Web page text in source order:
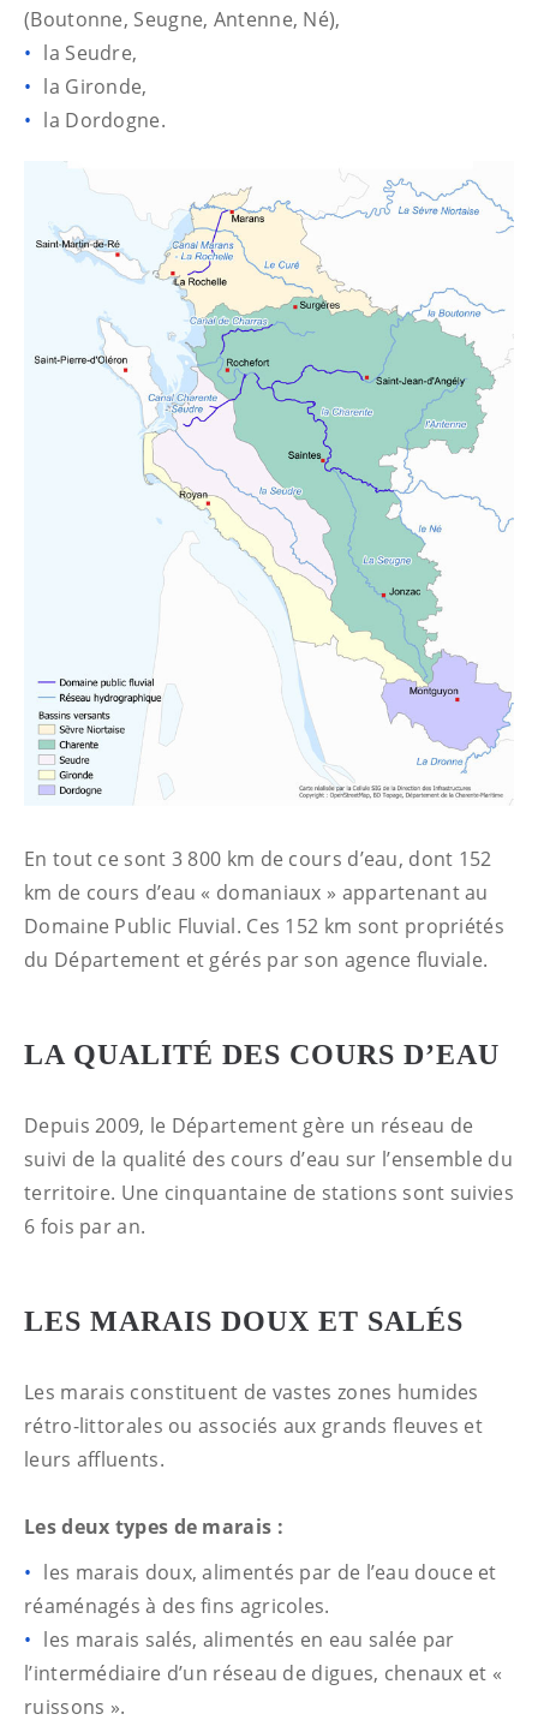
(Boutonne, Seugne, Antenne, Né),
la Seudre,
la Gironde,
la Dordogne.
En tout ce sont 3 800 km de cours d’eau, dont 152
km de cours d’eau « domaniaux » appartenant au
Domaine Public Fluvial. Ces 152 km sont propriétés
du Département et gérés par son agence fluviale.
LA QUALITÉ DES COURS D’EAU
Depuis 2009, le Département gère un réseau de
suivi de la qualité des cours d’eau sur l’ensemble du
territoire. Une cinquantaine de stations sont suivies
6 fois par an.
LES MARAIS DOUX ET SALÉS
Les marais constituent de vastes zones humides
rétro-littorales ou associés aux grands fleuves et
leurs affluents.
Les deux types de marais :
les marais doux, alimentés par de l’eau douce et
réaménagés à des fins agricoles.
les marais salés, alimentés en eau salée par
l’intermédiaire d’un réseau de digues, chenaux et «
ruissons ».